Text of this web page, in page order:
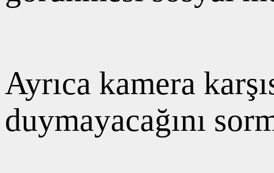
Ayrıca kamera
duymayacağını